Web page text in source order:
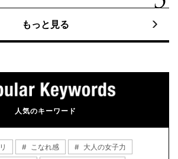
もっと見る
人気のキーワード
こなれ感
大人の女子力